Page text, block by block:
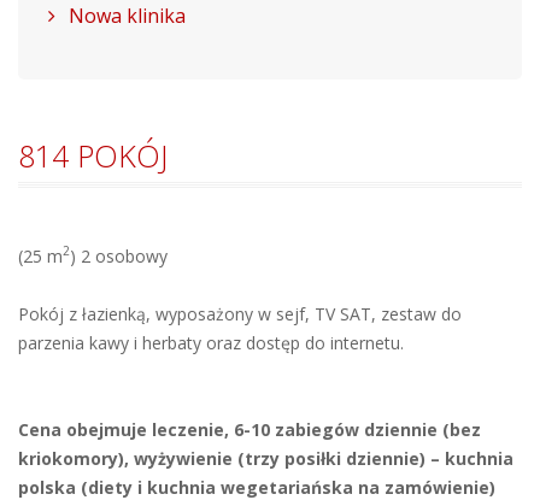
Nowa klinika
814 POKÓJ
(25 m2) 2 osobowy
Pokój z łazienką, wyposażony w sejf, TV SAT, zestaw do
parzenia kawy i herbaty oraz dostęp do internetu.
Cena obejmuje leczenie, 6-10 zabiegów dziennie (bez
kriokomory), wyżywienie (trzy posiłki dziennie) – kuchnia
polska (diety i kuchnia wegetariańska na zamówienie)